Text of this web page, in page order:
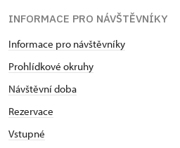
INFORMACE PRO NÁVŠTĚVNÍKY
Informace pro návštěvníky
Prohlídkové okruhy
Návštěvní doba
Rezervace
Vstupné